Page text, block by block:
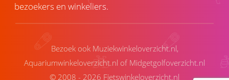
bezoekers en winkeliers.
Bezoek ook Muziekwinkeloverzicht.nl,
Aquariumwinkeloverzicht.nl of Midgetgolfoverzicht.nl
© 2008 - 2026 Fietswinkeloverzicht.nl